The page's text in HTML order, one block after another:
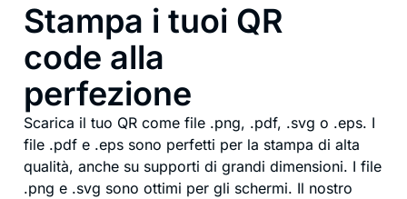
Stampa i tuoi QR
code alla
perfezione
Scarica il tuo QR come file .png, .pdf, .svg o .eps. I
file .pdf e .eps sono perfetti per la stampa di alta
qualità, anche su supporti di grandi dimensioni. I file
.png e .svg sono ottimi per gli schermi. Il nostro